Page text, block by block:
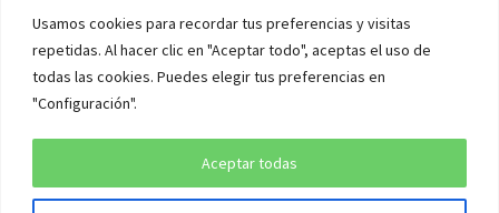
Usamos cookies para recordar tus preferencias y visitas
repetidas. Al hacer clic en "Aceptar todo", aceptas el uso de
todas las cookies. Puedes elegir tus preferencias en
"Configuración".
Aceptar todas
AVISO LEGAL Y POLÍTICAS
Aviso legal
Política de cookies